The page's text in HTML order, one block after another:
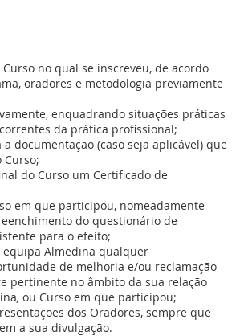
no qual se inscreveu, de acordo
oradores e metodologia previamente
enquadrando situações práticas
da prática profissional;
a documentação (caso seja aplicável) que
Curso;
do Curso um Certificado de
em que participou, nomeadamente
do questionário de
para o efeito;
Almedina qualquer
de melhoria e/ou reclamação
pertinente no âmbito da sua relação
, ou Curso em que participou;
dos Oradores, sempre que
a sua divulgação.